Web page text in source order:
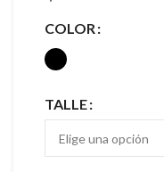
COLOR
TALLE